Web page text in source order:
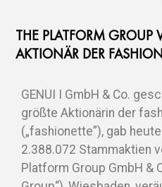
THE PLATFORM GROUP
KTIONÄR DER
GENUI I GmbH & Co.
größte Aktionärin der
(„fashionette”), gab
2.388.072 Stammaktien
Platform Group GmbH &